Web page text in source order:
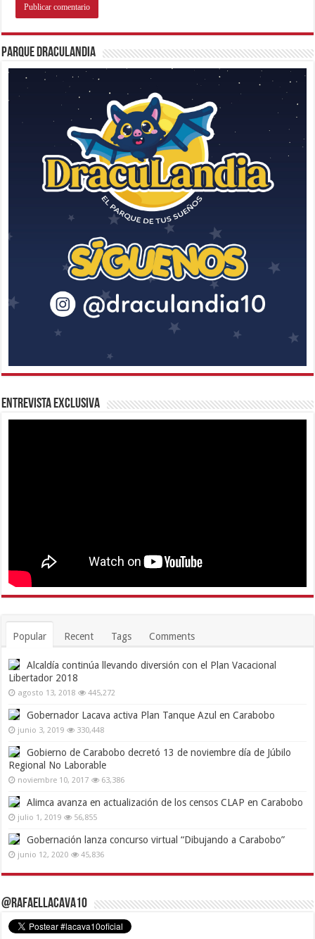
Parque Draculandia
Entrevista Exclusiva
Popular Recent Tags Comments
Alcaldía continúa llevando diversión con el Plan Vacacional
Libertador 2018
agosto 13, 2018 445,272
Gobernador Lacava activa Plan Tanque Azul en Carabobo
junio 3, 2019 330,448
Gobierno de Carabobo decretó 13 de noviembre día de Júbilo
Regional No Laborable
noviembre 10, 2017 63,386
Alimca avanza en actualización de los censos CLAP en Carabobo
julio 1, 2019 56,855
Gobernación lanza concurso virtual “Dibujando a Carabobo”
junio 12, 2020 45,836
@RafaelLacava10